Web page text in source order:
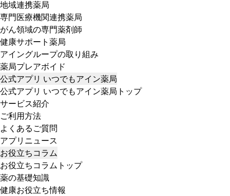
地域連携薬局
専門医療機関連携薬局
がん領域の専門薬剤師
健康サポート薬局
アイングループの取り組み
薬局プレアボイド
公式アプリ いつでもアイン薬局
公式アプリ いつでもアイン薬局トップ
サービス紹介
ご利用方法
よくあるご質問
アプリニュース
お役立ちコラム
お役立ちコラムトップ
薬の基礎知識
健康お役立ち情報